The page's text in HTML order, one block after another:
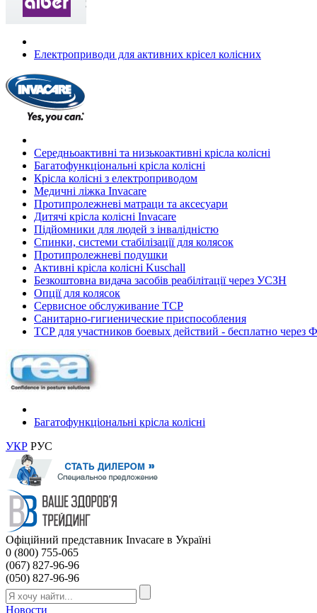
Електроприводи для активних крісел колісних
Середньоактивні та низькоактивні крісла колісні
Багатофункціональні крісла колісні
Крісла колісні з електроприводом
Медичні ліжка Invacare
Протипролежневі матраци та аксесуари
Дитячі крісла колісні Invacare
Підйомники для людей з інвалідністю
Спинки, системи стабілізації для колясок
Протипролежневі подушки
Активні крісла колісні Kuschall
Безкоштовна видача засобів реабілітації через УСЗН
Опції для колясок
Сервисное обслуживание ТСР
Санитарно-гигиенические приспособления
ТСР для участников боевых действий - бесплатно через
Багатофункціональні крісла колісні
УКР РУС
Офіційний представник Invacare в Україні
0 (800) 755-065
(067) 827-96-96
(050) 827-96-96
Новости